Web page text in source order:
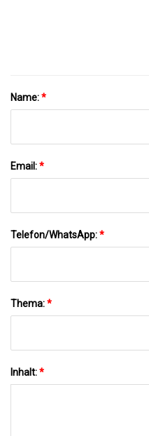
Name:*
Email:*
Telefon/WhatsApp:*
Thema:*
Inhalt:*